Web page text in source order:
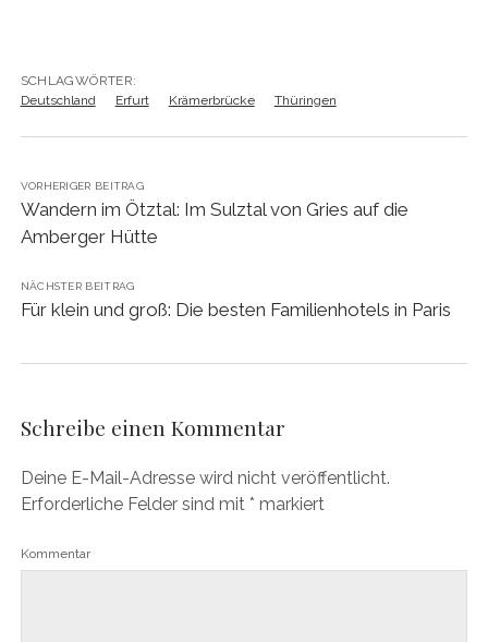
SCHLAGWÖRTER:
Deutschland
Erfurt Krämerbrücke Thüringen
VORHERIGER BEITRAG
Wandern im Ötztal: Im Sulztal von Gries auf die
Amberger Hütte
NÄCHSTER BEITRAG
Für klein und groß: Die besten Familienhotels in Paris
Schreibe einen Kommentar
Deine E-Mail-Adresse wird nicht veröffentlicht.
Erforderliche Felder sind mit * markiert
Kommentar